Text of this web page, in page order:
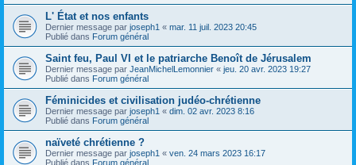
L' État et nos enfants
Dernier message par joseph1 « mar. 11 juil. 2023 20:45
Publié dans Forum général
Saint feu, Paul VI et le patriarche Benoît de Jérusalem
Dernier message par JeanMichelLemonnier « jeu. 20 avr. 2023 19:27
Publié dans Forum général
Féminicides et civilisation judéo-chrétienne
Dernier message par joseph1 « dim. 02 avr. 2023 8:16
Publié dans Forum général
naïveté chrétienne ?
Dernier message par joseph1 « ven. 24 mars 2023 16:17
Publié dans Forum général